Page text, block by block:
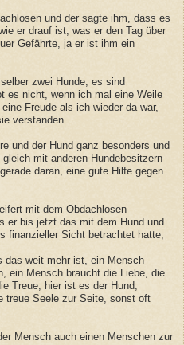
und der sagte ihm, dass es
er drauf ist, was er den Tag über
Gefährte, ja er ist ihm ein
zwei Hunde, es sind
es nicht, wenn ich mal eine Weile
Freude als ich wieder da war,
verstanden
und der Hund ganz besonders und
mit anderen Hundebesitzern
daran, eine gute Hilfe gegen
mit dem Obdachlosen
er bis jetzt das mit dem Hund und
finanzieller Sicht betrachtet hatte,
das weit mehr ist, ein Mensch
ein Mensch braucht die Liebe, die
Treue, hier ist es der Hund,
treue Seele zur Seite, sonst oft
Mensch auch einen Menschen zur